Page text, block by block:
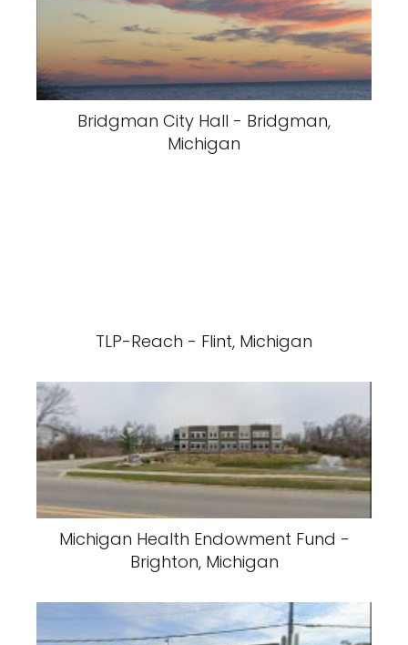
Bridgman City Hall - Bridgman,
Michigan
TLP-Reach - Flint, Michigan
Michigan Health Endowment Fund -
Brighton, Michigan